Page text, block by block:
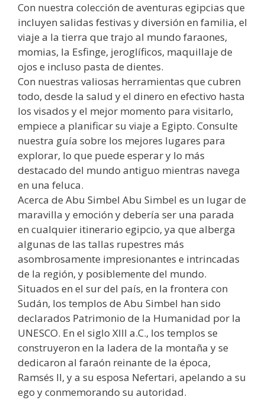
Con nuestra colección de aventuras egipcias que
incluyen salidas festivas y diversión en familia, el
viaje a la tierra que trajo al mundo faraones,
momias, la Esfinge, jeroglíficos, maquillaje de
ojos e incluso pasta de dientes.
Con nuestras valiosas herramientas que cubren
todo, desde la salud y el dinero en efectivo hasta
los visados y el mejor momento para visitarlo,
empiece a planificar su viaje a Egipto. Consulte
nuestra guía sobre los mejores lugares para
explorar, lo que puede esperar y lo más
destacado del mundo antiguo mientras navega
en una feluca.
Acerca de Abu Simbel Abu Simbel es un lugar de
maravilla y emoción y debería ser una parada
en cualquier itinerario egipcio, ya que alberga
algunas de las tallas rupestres más
asombrosamente impresionantes e intrincadas
de la región, y posiblemente del mundo.
Situados en el sur del país, en la frontera con
Sudán, los templos de Abu Simbel han sido
declarados Patrimonio de la Humanidad por la
UNESCO. En el siglo XIII a.C., los templos se
construyeron en la ladera de la montaña y se
dedicaron al faraón reinante de la época,
Ramsés II, y a su esposa Nefertari, apelando a su
ego y conmemorando su autoridad.